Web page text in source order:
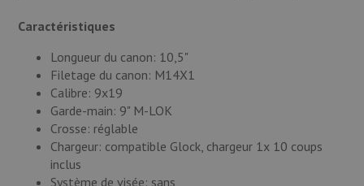
Caractéristiques
Longueur du canon: 10,5"
Filetage du canon: M14X1
Calibre: 9x19
Garde-main: 9" M-LOK
Crosse: réglable
Chargeur: compatible Glock, chargeur 1x 10 coups
inclus
Système de visée: sans